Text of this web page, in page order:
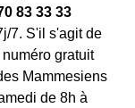
83 33 33
7. S'il s'agit de
gratuit
Mammesiens
de 8h à